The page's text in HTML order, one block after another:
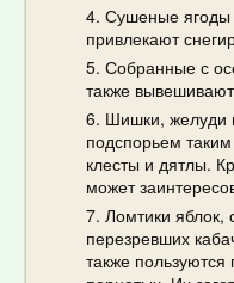
Сушеные
привлекают
Собранные с
также
Шишки, желуди
подспорьем
клесты и дятлы.
может
Ломтики яблок,
перезревших
также